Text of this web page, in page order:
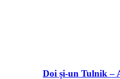
Doi și-un Tulnik –